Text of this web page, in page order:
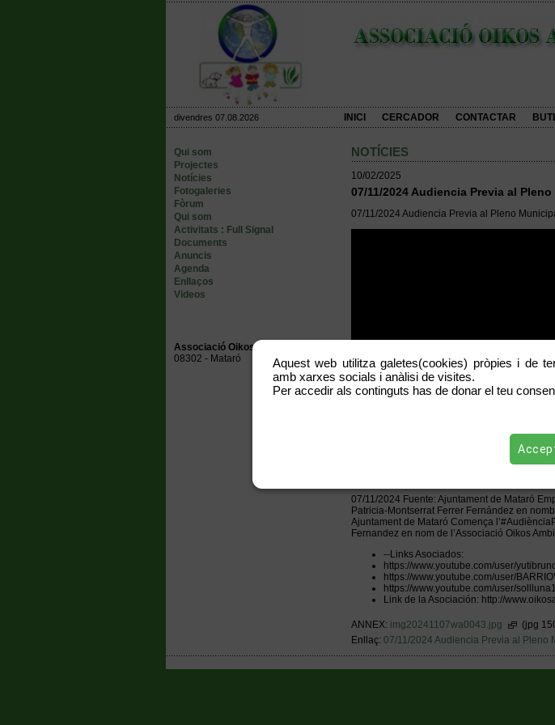
divendres 07.08.2026 INICI CERCADOR CONTACTAR
Qui som
Projectes
Notícies
Fotogaleries
Fòrum
Qui som
Activitats : Full Signal
Documents
Anuncis
Agenda
Enllaços
Videos
Associació Oikos Ambiental
08302 - Mataró
NOTÍCIES
10/02/2025
07/11/2024 Audiencia Previa al
07/11/2024 Audiencia Previa al Pleno
07/11/2024 Fuente: Ajuntament de Mataró
Patricia-Montserrat Ferrer Fernández en
Ajuntament de Mataró Comença
Fernandez en nom de l’Associació Oikos
--Links Asociados:
https://www.youtube.com/user/
https://www.youtube.com/user/
https://www.youtube.com/user/
Link de la Asociación: http://
ANNEX: img20241107wa0043.jpg
(jpg
Enllaç: 07/11/2024 Audiencia Previa al Pleno
Aquest web utilitza galetes(cookies) pròpies i de
amb xarxes socials i anàlisi de visites.
Per accedir als continguts has de donar el teu